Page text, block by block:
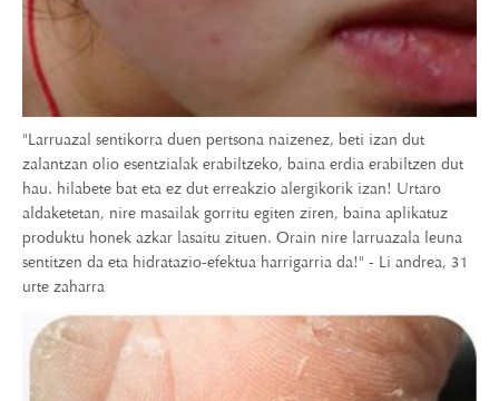
"Larruazal sentikorra duen pertsona naizenez, beti izan dut
zalantzan olio esentzialak erabiltzeko, baina erdia erabiltzen dut
hau. hilabete bat eta ez dut erreakzio alergikorik izan! Urtaro
aldaketetan, nire masailak gorritu egiten ziren, baina aplikatuz
produktu honek azkar lasaitu zituen. Orain nire larruazala leuna
sentitzen da eta hidratazio-efektua harrigarria da!" - Li andrea, 31
urte zaharra